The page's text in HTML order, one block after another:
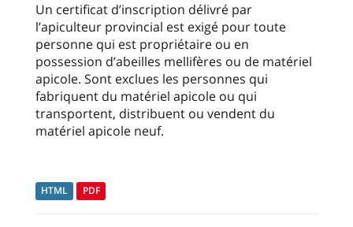
Un certificat d’inscription délivré par
l’apiculteur provincial est exigé pour toute
personne qui est propriétaire ou en
possession d’abeilles mellifères ou de matériel
apicole. Sont exclues les personnes qui
fabriquent du matériel apicole ou qui
transportent, distribuent ou vendent du
matériel apicole neuf.
HTML PDF